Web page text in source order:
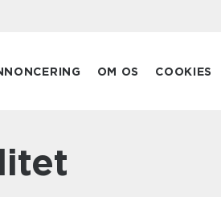
OM OS COOKIES